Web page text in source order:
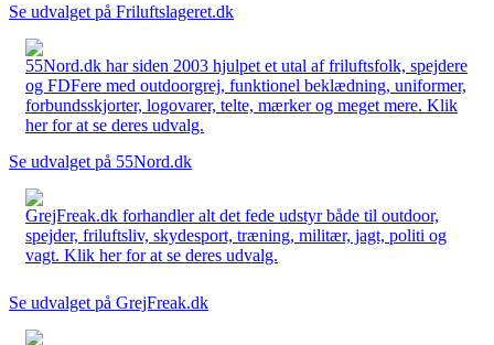
Se udvalget på Friluftslageret.dk
55Nord.dk har siden 2003 hjulpet et utal af friluftsfolk, spejdere
og FDFere med outdoorgrej, funktionel beklædning, uniformer,
forbundsskjorter, logovarer, telte, mærker og meget mere. Klik
her for at se deres udvalg.
Se udvalget på 55Nord.dk
GrejFreak.dk forhandler alt det fede udstyr både til outdoor,
spejder, friluftsliv, skydesport, træning, militær, jagt, politi og
vagt. Klik her for at se deres udvalg.
Se udvalget på GrejFreak.dk